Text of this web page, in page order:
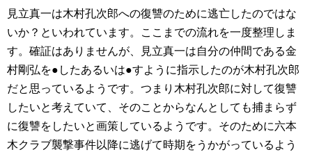
見立真一は木村孔次郎への復讐のために逃亡したのではな
いか？といわれています。ここまでの流れを一度整理しま
す。確証はありませんが、見立真一は自分の仲間である金
村剛弘を●したあるいは●すように指示したのが木村孔次郎
だと思っているようです。つまり木村孔次郎に対して復讐
したいと考えていて、そのことからなんとしても捕まらず
に復讐をしたいと画策しているようです。そのために六本
木クラブ襲撃事件以降に逃げて時期をうかがっているよう